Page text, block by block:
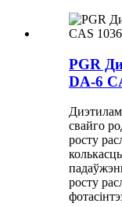
PGR
DA-6
свайго
росту
росту